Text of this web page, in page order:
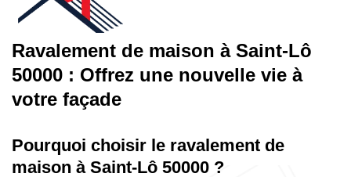
Ravalement de maison à Saint-Lô
50000 : Offrez une nouvelle vie à
votre façade
Pourquoi choisir le ravalement de
maison à Saint-Lô 50000 ?